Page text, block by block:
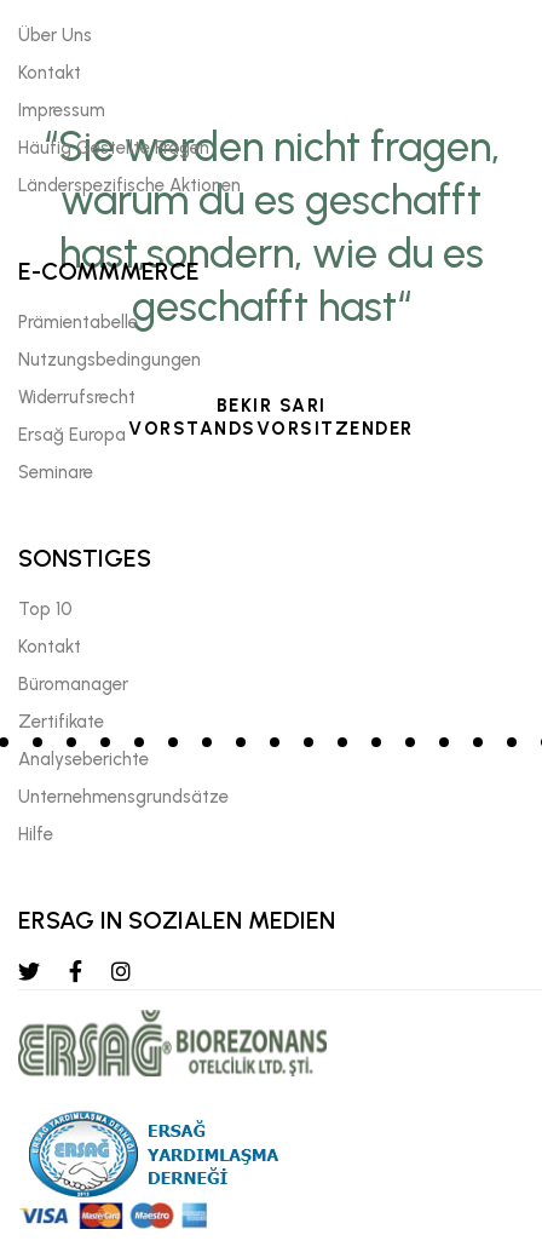
“Sie werden nicht fragen,
warum du es geschafft
hast,sondern, wie du es
geschafft hast“
BEKIR SARI
VORSTANDSVORSITZENDER
Über Uns
Kontakt
Impressum
Häufig Gestellte Fragen
Länderspezifische Aktionen
E-COMMMERCE
Prämientabelle
Nutzungsbedingungen
Widerrufsrecht
Ersağ Europa
Seminare
SONSTIGES
Top 10
Kontakt
Büromanager
Zertifikate
Analyseberichte
Unternehmensgrundsätze
Hilfe
ERSAG IN SOZIALEN MEDIEN